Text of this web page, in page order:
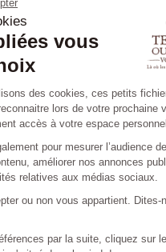
Adresse &
©2026 TERRES OUBLIEES